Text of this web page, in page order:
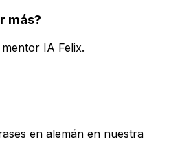
más?
IA Felix.
en alemán en nuestra